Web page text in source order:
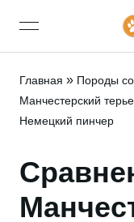
open navigation
Главная » Породы
Манчестерский
Немецкий пинчер